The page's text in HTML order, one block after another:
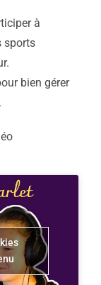
à
sports
bien gérer